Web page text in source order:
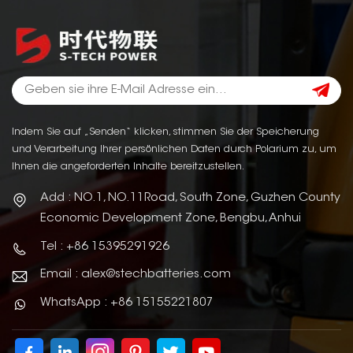
Indem Sie auf „Senden“ klicken, stimmen Sie der Speicherung
und Verarbeitung Ihrer persönlichen Daten durch Polarium zu, um
Ihnen die angeforderten Inhalte bereitzustellen.
Add : NO.1, NO.11Road, South Zone, Guzhen County
Economic Development Zone, Bengbu, Anhui
Tel : +86 15395291926
Email : alex@stechbatteries.com
WhatsApp : +86 15155221807